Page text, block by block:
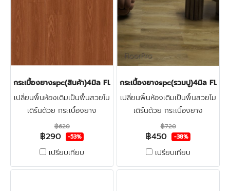
กระเบื้องยางspc(สินค้า)4มิล FLOOR PRO 007 RED OAK.
เปลี่ยนพื้นห้องเดิมเป็นพื้นสวยโม
เดิร์นด้วย กระเบื้องยาง
ลายไม้spc4มิล FLOOR-PRO
ทำจากไวนิลผสมหิน แข็งแรงผิว
หน้าเคลือบชั้นกันรอย ทนน้ำกัน
฿620
฿290 -53%
เปรียบเทียบ
กระเบื้องยางspc(รวมปู)4มิล
เปลี่ยนพื้นห้องเดิมเป็นพื้นสวยโม
เดิร์นด้วย กระเบื้องยาง
ลายไม้spc4มิล FLOOR-PRO +
โฟมรองปรับระดับ + ปูฟรีรวมติด
ตั้ง + ตรวจพื้นก่อนติดตั้ง คลิก
฿720
฿450 -38%
เปรียบเทียบ